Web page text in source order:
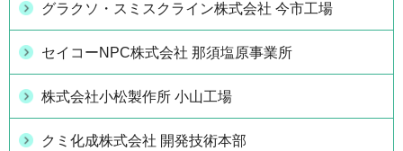
グラクソ・スミスクライン株式会社 今市工場
セイコーNPC株式会社 那須塩原事業所
株式会社小松製作所 小山工場
クミ化成株式会社 開発技術本部